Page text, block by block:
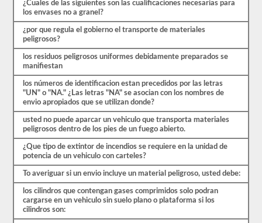
para
respaldo.
También
tendrá
que
tomar
huellas
digitales
y
aprobar
una
evaluación
amenazas
de
aprobación
peligrosos
¿Cuales de las siguientes son las cualificaciones necesarias para
los envases no a granel?
¿por que regula el gobierno el transporte de materiales
peligrosos?
los residuos peligrosos uniformes debidamente preparados se
manifiestan
los números de identificacion estan precedidos por las letras
"UN" o "NA." ¿Las letras "NA" se asocian con los nombres de
envio apropiados que se utilizan donde?
usted no puede aparcar un vehiculo que transporta materiales
peligrosos dentro de los pies de un fuego abierto.
¿Que tipo de extintor de incendios se requiere en la unidad de
potencia de un vehiculo con carteles?
To averiguar si un envio incluye un material peligroso, usted debe:
los cilindros que contengan gases comprimidos solo podran
cargarse en un vehiculo sin suelo plano o plataforma si los
cilindros son: